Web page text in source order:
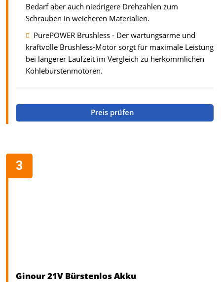
Bedarf aber auch niedrigere Drehzahlen zum
Schrauben in weicheren Materialien.
PurePOWER Brushless - Der wartungsarme und
kraftvolle Brushless-Motor sorgt für maximale Leistung
bei längerer Laufzeit im Vergleich zu herkömmlichen
Kohlebürstenmotoren.
Preis prüfen
Ginour 21V Bürstenlos Akku